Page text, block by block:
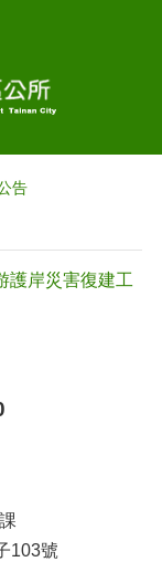
告
護岸災害復建工
103號